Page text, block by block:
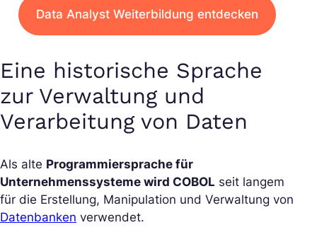
Data Analyst Weiterbildung entdecken
Eine historische Sprache
zur Verwaltung und
Verarbeitung von Daten
Als alte Programmiersprache für
Unternehmenssysteme wird COBOL seit langem
für die Erstellung, Manipulation und Verwaltung von
Datenbanken verwendet.